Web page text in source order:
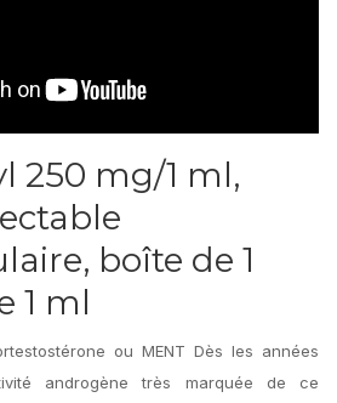
250 mg/1 ml,
boîte de 1
1 ml
ou MENT Dès les années
androgène très marquée de ce